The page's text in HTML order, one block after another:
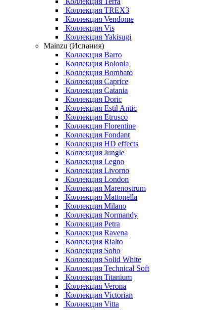
Коллекция TREX3
Коллекция Vendome
Коллекция Vis
Коллекция Yakisugi
Mainzu (Испания)
Коллекция Barro
Коллекция Bolonia
Коллекция Bombato
Коллекция Caprice
Коллекция Catania
Коллекция Doric
Коллекция Estil Antic
Коллекция Etrusco
Коллекция Florentine
Коллекция Fondant
Коллекция HD effects
Коллекция Jungle
Коллекция Legno
Коллекция Livorno
Коллекция London
Коллекция Marenostrum
Коллекция Mattonella
Коллекция Milano
Коллекция Normandy
Коллекция Petra
Коллекция Ravena
Коллекция Rialto
Коллекция Soho
Коллекция Solid White
Коллекция Technical Soft
Коллекция Titanium
Коллекция Verona
Коллекция Victorian
Коллекция Vitta